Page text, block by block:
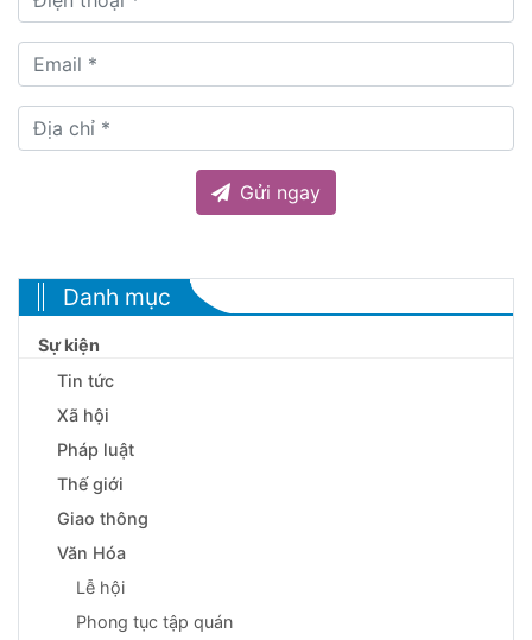
Gửi ngay
Danh mục
Sự kiện
Tin tức
Xã hội
Pháp luật
Thế giới
Giao thông
Văn Hóa
Lễ hội
Phong tục tập quán